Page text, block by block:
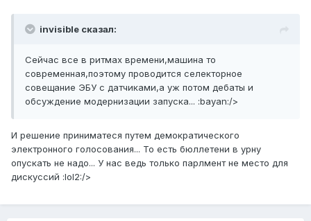
invisible сказал:
Сейчас все в ритмах времени,машина то
современная,поэтому проводится селекторное
совещание ЭБУ с датчиками,а уж потом дебаты и
обсуждение модернизации запуска... :bayan:/>
И решение приниматеся путем демократического
электронного голосования... То есть бюллетени в урну
опускать не надо... У нас ведь только парлмент не место для
дискуссий :lol2:/>